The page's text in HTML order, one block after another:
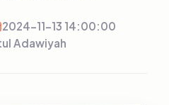
2024-11-13 14:00:00
Adawiyah